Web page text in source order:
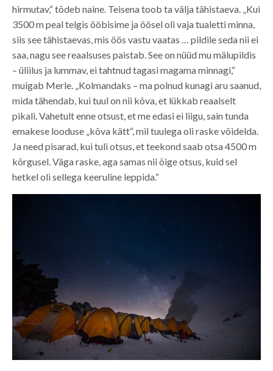
hirmutav,“ tõdeb naine. Teisena toob ta välja tähistaeva. „Kui
3500 m peal telgis ööbisime ja öösel oli vaja tualetti minna,
siis see tähistaevas, mis öös vastu vaatas … pildile seda nii ei
saa, nagu see reaalsuses paistab. See on nüüd mu mälupildis
– üliilus ja lummav, ei tahtnud tagasi magama minnagi,“
muigab Merle. „Kolmandaks – ma polnud kunagi aru saanud,
mida tähendab, kui tuul on nii kõva, et lükkab reaalselt
pikali. Vahetult enne otsust, et me edasi ei liigu, sain tunda
emakese looduse „kõva kätt“, mil tuulega oli raske võidelda.
Ja need pisarad, kui tuli otsus, et teekond saab otsa 4500 m
kõrgusel. Väga raske, aga samas nii õige otsus, kuid sel
hetkel oli sellega keeruline leppida.“